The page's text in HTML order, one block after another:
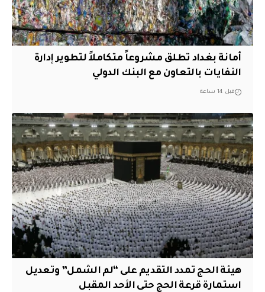
أمانة بغداد تطلق مشروعاً متكاملاً لتطوير إدارة
النفايات بالتعاون مع البنك الدولي
قبل 14 ساعة
هيئة الحج تمدد التقديم على “لم الشمل” وتعديل
استمارة قرعة الحج حتى الأحد المقبل